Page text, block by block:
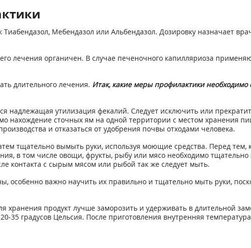
Мебендазол или Альбендазол. Дозировку назначает
лечения органичен. В случае печеночного капилляриоза
длительного лечения. Итак, какие меры профилактики необходимо
надлежащая утилизация фекалий. Следует исключить или
нахождение сточных ям на одной территории с местом хранения
и отказаться от удобрения почвы отходами человека.
тщательно вымыть руки, используя моющие средства. Перед тем,
в том числе овощи, фрукты, рыбу или мясо необходимо
контакта с сырым мясом или рыбой так же следует мыть.
важно научить их правильно и тщательно мыть руки,
продукт лучше заморозить и удерживать в длительной
градусов Цельсия. После приготовления внутренняя